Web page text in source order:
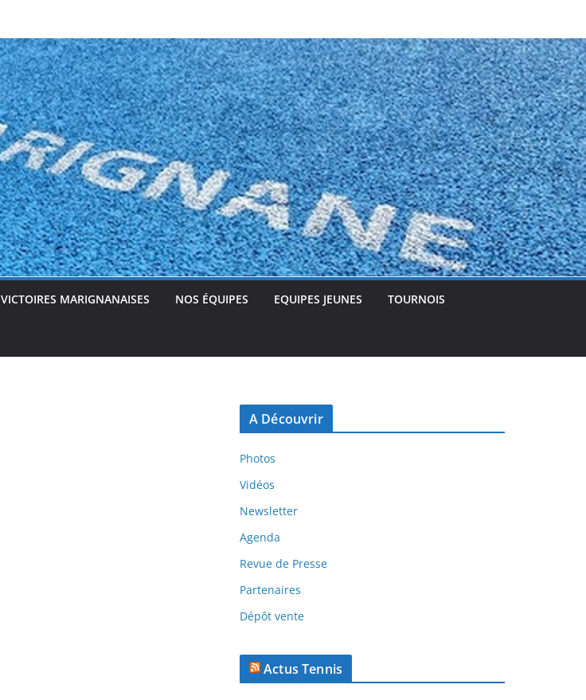
VICTOIRES MARIGNANAISES NOS ÉQUIPES EQUIPES JEUNES TOURNOIS
A Découvrir
Photos
Vidéos
Newsletter
Agenda
Revue de Presse
Partenaires
Dépôt vente
Actus Tennis